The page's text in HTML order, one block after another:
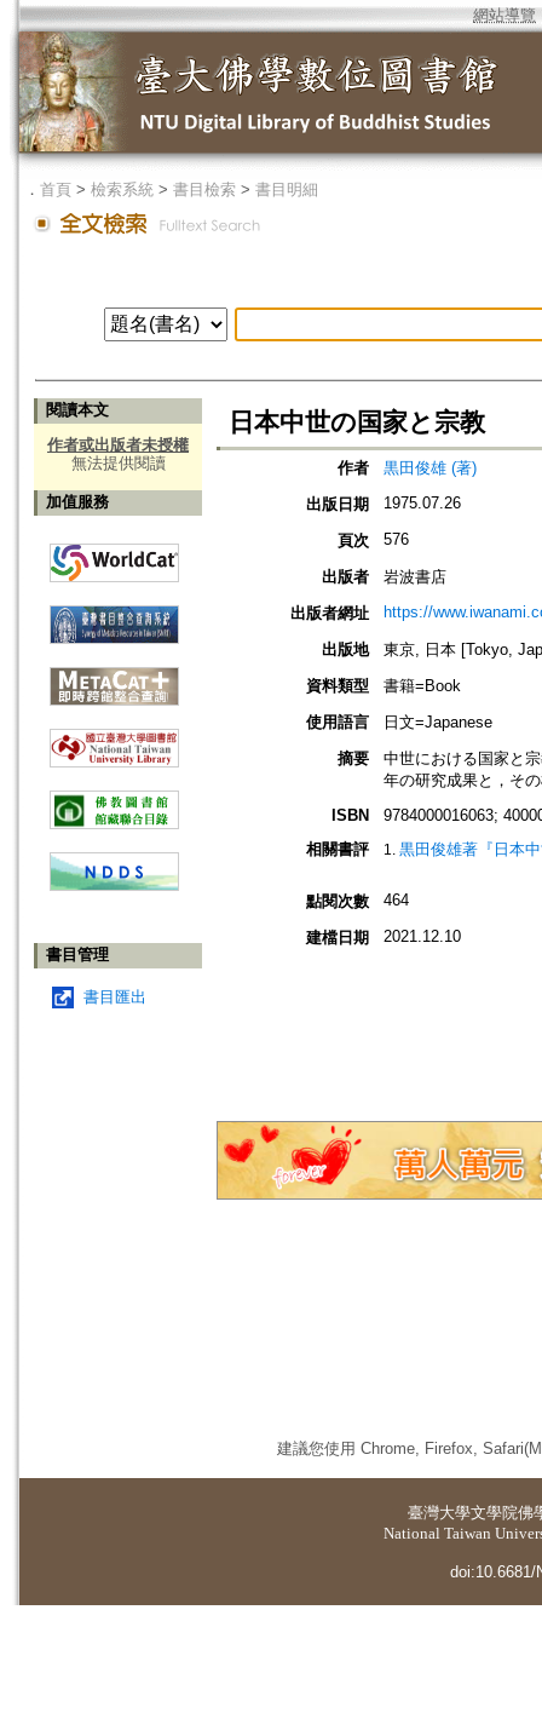
網站導覽
． 首頁 > 檢索系統 > 書目檢索 > 書目明細
閱讀本文
作者或出版者未授權
無法提供閱讀
加值服務
書目管理
書目匯出
日本中世の国家と宗教
作者
黒田俊雄 (著)
出版日期
1975.07.26
頁次 576
出版者
岩波書店
出版者網址
https://
出版地
東京, 日本 [Tokyo,
資料類型
書籍=Book
使用語言
日文=Japanese
摘要
中世における国家と
年の研究成果と，そ
ISBN
9784000016063;
相關書評
黒田俊雄著『日本
點閱次數 464
建檔日期 2021.12.10
建議您使用 Chrome, Firefox,
臺灣大學文學院佛
National Taiwan
doi:10.6681/